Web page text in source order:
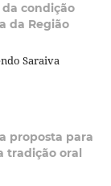
condição
da Região
Saraiva
proposta para
tradição oral